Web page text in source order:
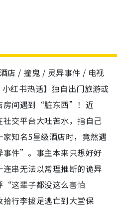
店 / 撞鬼 / 灵异事件 / 电视
红书热话】独自出门旅游或
房间遇到“脏东西”！近
交平台大吐苦水，指自己
知名5星级酒店时，竟然遇
件”。事主本来只想好好
串无法以常理推断的诡异
“这辈子都没这么害怕
行李拔足逃亡到大堂保